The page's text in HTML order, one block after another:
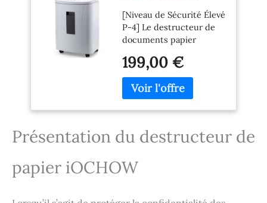
150 Feuilles en
Micro Coupe P-4
Broyeur Papier 30
Minutes
Commercial
Silencieux de
Grande Capacité
Coulissante de 25 L
[Niveau de Sécurité Élevé
P-4] Le destructeur de
documents papier
lame tranchante et une
technologie de
déchiquetage de pointe.
Il augmente la
productivité et coupe à
de déchiquetage de 3 x
micro-coupe protège les
données privées. Cela
199,00 €
Présentation du destructeur de
papier iOCHOW